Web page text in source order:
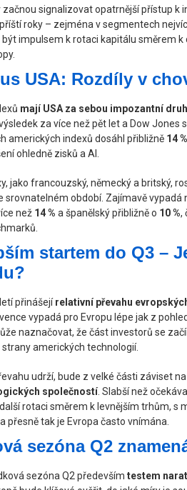
signalizovat opatrnější přístup k
roky – zejména v segmentech
impulsem k rotaci kapitálu směrem
USA: Rozdíly v
mají USA za sebou impozantní
za více než pět let a Dow Jones
amerických indexů dosáhl přibližně 14
ohledně zisků a AI.
jako francouzský, německý a britský,
srovnatelném období. Zajímavě vypadá
než 14 % a španělský přibližně o 10 %,
startem do Q3 –
přinášejírelativní převahu
vypadá pro Evropu lépe jak z
naznačovat, že část investorů se
amerických technologií.
udrží, bude z velké části záviset
společností. Slabší než
rotaci směrem k levnějším trhům, s
přesně tak je Evropa často vnímána.
sezóna Q2
sezóna Q2 především testem